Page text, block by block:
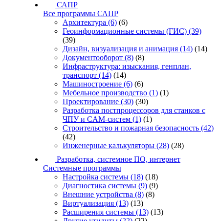
САПР
Все программы САПР
Архитектура (6) (6)
Геоинформационные системы (ГИС) (39)
(39)
Дизайн, визуализация и анимация (14) (14)
Документооборот (8) (8)
Инфраструктура: изыскания, генплан,
транспорт (14) (14)
Машиностроение (6) (6)
Мебельное производство (1) (1)
Проектирование (30) (30)
Разработка постпроцессоров для станков с
ЧПУ и CAM-систем (1) (1)
Строительство и пожарная безопасность (42)
(42)
Инженерные калькуляторы (28) (28)
Разработка, системное ПО, интернет
Системные программы
Настройка системы (18) (18)
Диагностика системы (9) (9)
Внешние устройства (8) (8)
Виртуализация (13) (13)
Расширения системы (13) (13)